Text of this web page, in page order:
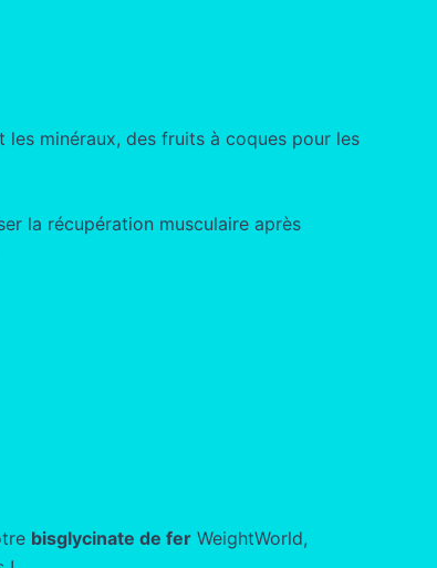
minéraux, des fruits à coques pour les
la récupération musculaire après
bisglycinate de fer WeightWorld,